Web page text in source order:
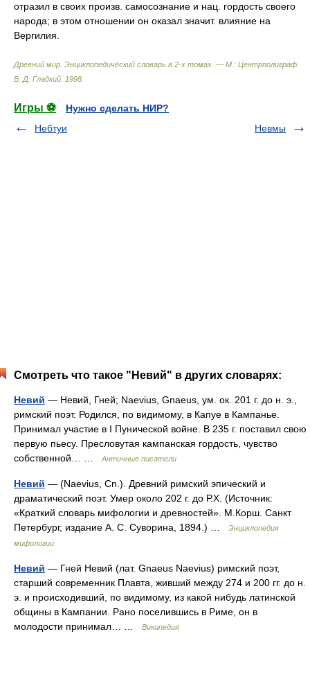
отразил в своих произв. самосознание и нац. гордость своего
народа; в этом отношении он оказал значит. влияние на
Вергилия.
Древний мир. Энциклопедический словарь в 2-х томах. — М.: Центрполиграф
В. Д. Гладкий 1998
Игры ⚽
Нужно сделать НИР?
Небтуи
Невмы
Смотреть что такое "Невий" в других словарях:
Невий — Невий, Гней; Naevius, Gnaeus, ум. ок. 201 г. до н. э.,
римский поэт. Родился, по видимому, в Капуе в Кампанье.
Принимал участие в I Пунической войне. В 235 г. поставил свою
первую пьесу. Пресловутая кампанская гордость, чувство
собственной… …
Античные писатели
Невий — (Naevius, Cn.). Древний римский эпический и
драматический поэт. Умер около 202 г. до Р.Х. (Источник:
«Краткий словарь мифологии и древностей». М.Корш. Санкт
Петербург, издание А. С. Суворина, 1894.) …
Энциклопедия
мифологии
Невий — Гней Невий (лат. Gnaeus Naevius) римский поэт,
старший современник Плавта, живший между 274 и 200 гг. до н.
э. и происходивший, по видимому, из какой нибудь латинской
общины в Кампании. Рано поселившись в Риме, он в
молодости принимал… …
Википедия